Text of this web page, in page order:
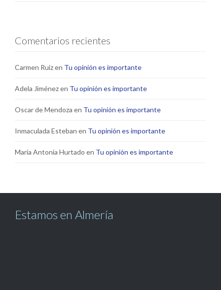
Comentarios recientes
Carmen Ruizen Tu opinión es importante
Adela Jiménezen Tu opinión es importante
Oscar de Mendoza en Tu opinión es importante
Inmaculada Esteban en Tu opinión es importante
María Antonia Hurtado en Tu opinión es importante
Estamos en Almería